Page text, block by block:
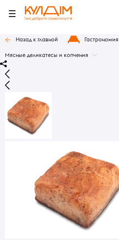
Назад к главной Гастрономия
Мясные деликатесы и копчения